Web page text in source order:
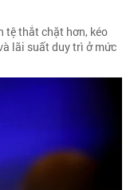
tệ thắt chặt hơn, kéo
lãi suất duy trì ở mức